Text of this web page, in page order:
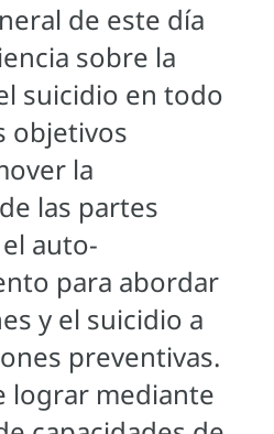
de este día
sobre la
suicidio en todo
objetivos
la
las partes
auto-
para abordar
y el suicidio a
preventivas.
lograr mediante